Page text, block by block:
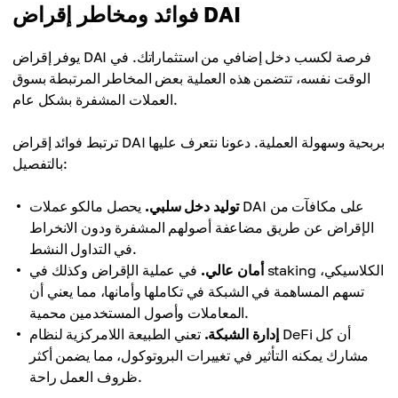
فوائد ومخاطر إقراض DAI
يوفر إقراض DAI فرصة لكسب دخل إضافي من استثماراتك. في
الوقت نفسه، تتضمن هذه العملية بعض المخاطر المرتبطة بسوق
العملات المشفرة بشكل عام.
ترتبط فوائد إقراض DAI بربحية وسهولة العملية. دعونا نتعرف عليها
بالتفصيل:
توليد دخل سلبي. يحصل مالكو عملات DAI على مكافآت من
الإقراض عن طريق مضاعفة أصولهم المشفرة ودون الانخراط
في التداول النشط.
أمان عالي. في عملية الإقراض وكذلك في staking الكلاسيكي،
تسهم المساهمة في الشبكة في تكاملها وأمانها، مما يعني أن
المعاملات وأصول المستخدمين محمية.
إدارة الشبكة. تعني الطبيعة اللامركزية لنظام DeFi أن كل
مشارك يمكنه التأثير في تغييرات البروتوكول، مما يضمن أكثر
ظروف العمل راحة.